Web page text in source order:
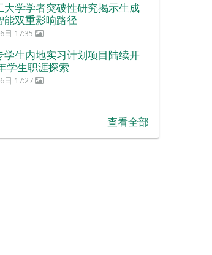
大学学者突破性研究揭示生成
能双重影响路径
日 17:35
学生内地实习计划项目陆续开
学生职涯探索
日 17:27
查看全部